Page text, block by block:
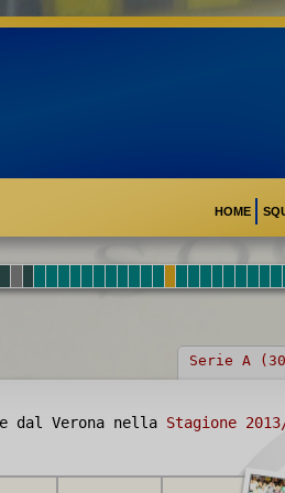
HOME
Serie A
dal Verona nella Stagione